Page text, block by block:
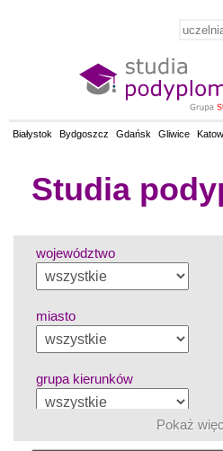
Białystok Bydgoszcz Gdańsk Gliwice
Studia
województwo
miasto
grupa kierunków
język
Pokaż